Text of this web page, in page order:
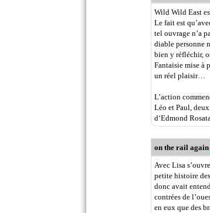
Wild Wild East
Le fait est
tel ouvrage n’a
diable personne
bien y réfléchir,
Fantaisie mise à
un réel plaisir…
L’action
Léo et Paul,
d‘Edmond
on the rail again
Avec Lisa
petite histoire
donc avait
contrées de
en eux que des